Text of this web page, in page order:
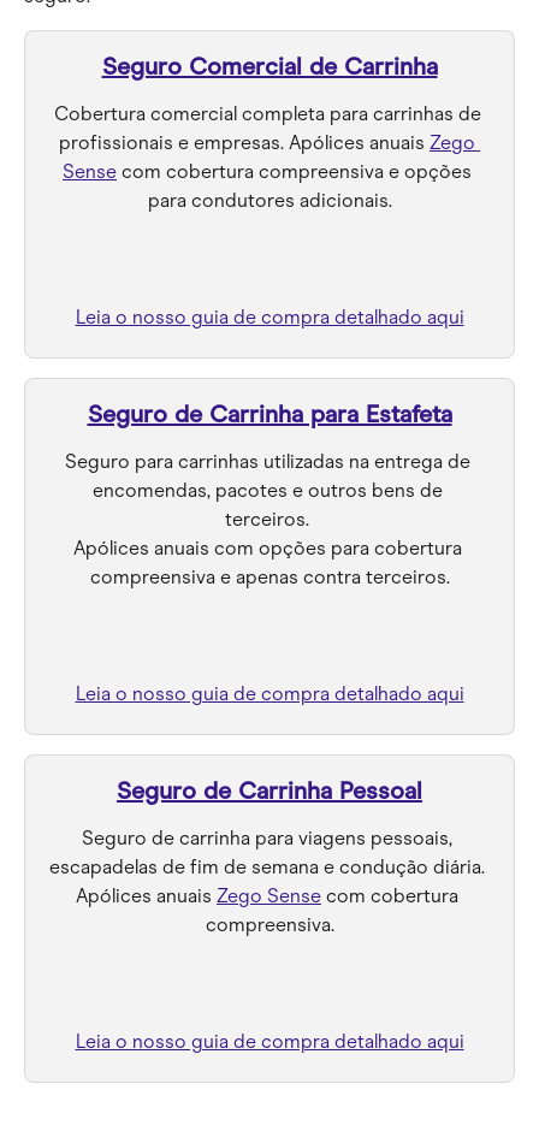
Seguro Comercial de Carrinha
Cobertura comercial completa para carrinhas de
profissionais e empresas. Apólices anuais Zego
Sense com cobertura compreensiva e opções
para condutores adicionais.
Leia o nosso guia de compra detalhado aqui
Seguro de Carrinha para Estafeta
Seguro para carrinhas utilizadas na entrega de
encomendas, pacotes e outros bens de
terceiros.
Apólices anuais com opções para cobertura
compreensiva e apenas contra terceiros.
Leia o nosso guia de compra detalhado aqui
Seguro de Carrinha Pessoal
Seguro de carrinha para viagens pessoais,
escapadelas de fim de semana e condução diária.
Apólices anuais Zego Sense com cobertura
compreensiva.
Leia o nosso guia de compra detalhado aqui